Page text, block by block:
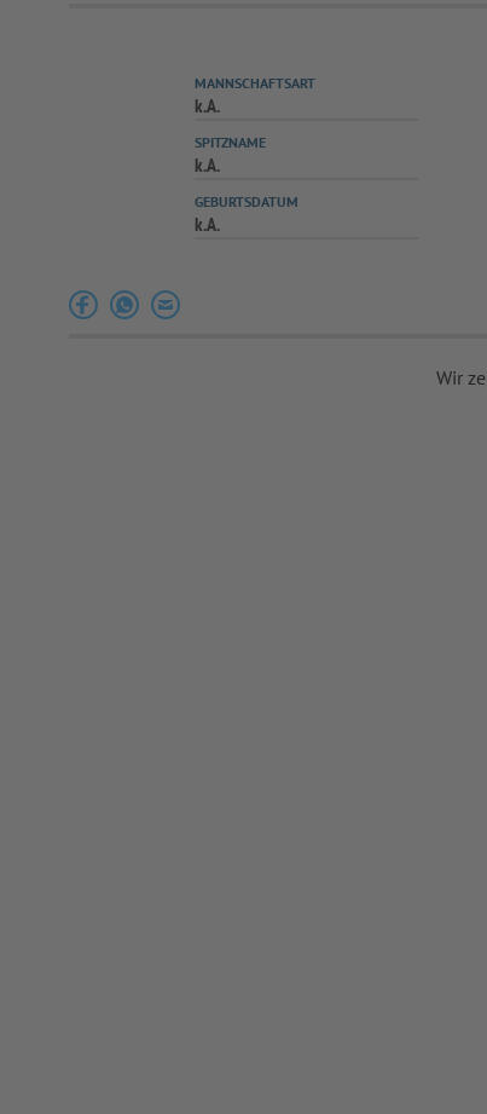
MANNSCHAFTSART
k.A.
SPITZNAME
k.A.
GEBURTSDATUM
k.A.
Wir